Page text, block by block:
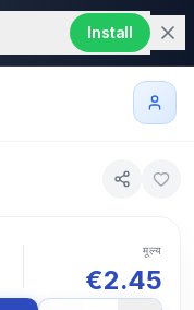
Install
मूल्य
€2.45